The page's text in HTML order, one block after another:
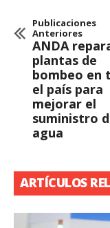
Publicaciones
Anteriores
ANDA
plantas de
bombeo en
el país para
mejorar el
suministro
agua
ARTÍCULOS